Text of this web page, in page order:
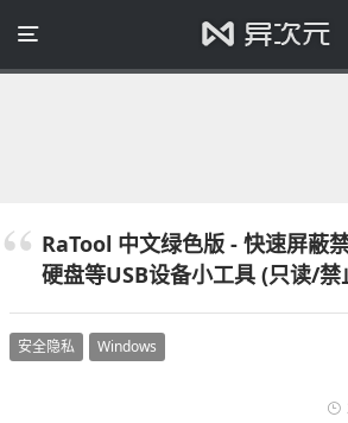
RaTool 中文绿色版 - 快速屏蔽
硬盘等USB设备小工具 (只读/禁
安全隐私 Windows